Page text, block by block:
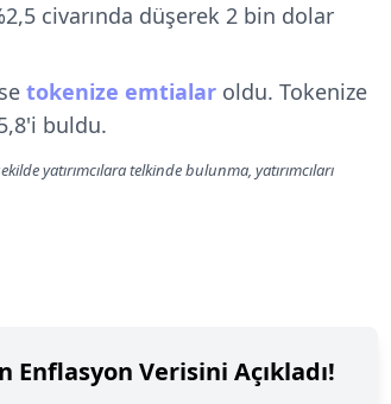
civarında düşerek 2 bin dolar
tokenize emtialar oldu. Tokenize
buldu.
yatırımcılara telkinde bulunma, yatırımcıları
Enflasyon Verisini Açıkladı!